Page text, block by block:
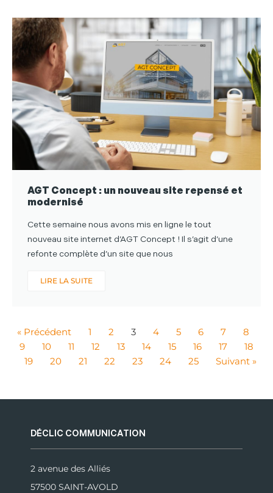
AGT Concept : un nouveau site repensé et
modernisé
Cette semaine nous avons mis en ligne le tout
nouveau site internet d’AGT Concept ! Il s’agit d’une
refonte complète d’un site que nous
LIRE LA SUITE
« Précédent 1 2 3 4 5 6 7
8
9
10 11 12 13 14 15 16 17
18
19
20 21 22 23 24 25 Suivant »
DÉCLIC COMMUNICATION
2 avenue des Alliés
57500 SAINT-AVOLD